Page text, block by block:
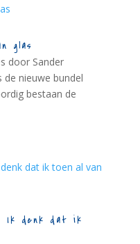
glas
door Sander
de nieuwe bundel
bestaan de
Ik denk dat ik